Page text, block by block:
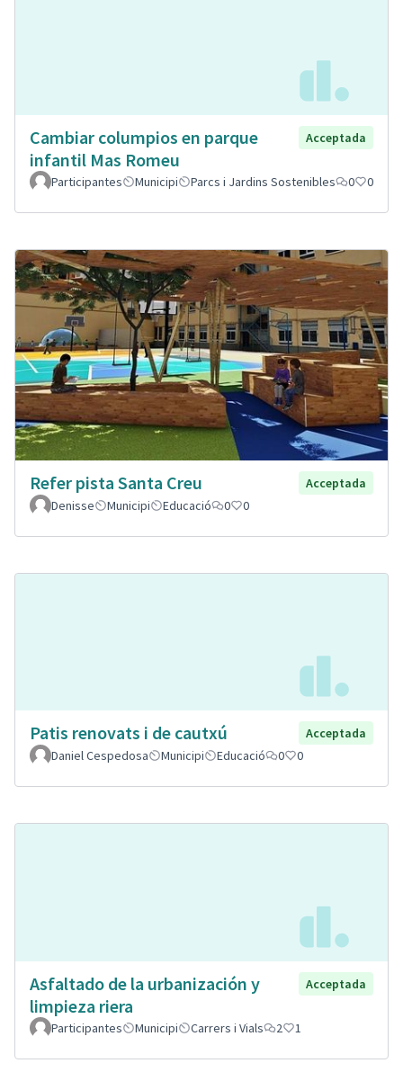
Cambiar columpios en parque
infantil Mas Romeu
Acceptada
Participantes Municipi Parcs i Jardins Sostenibles 0 0
Refer pista Santa Creu
Acceptada
Denisse
Municipi Educació 0 0
Patis renovats i de cautxú
Acceptada
Daniel Cespedosa
Municipi Educació 0 0
Asfaltado de la urbanización y
limpieza riera
Acceptada
Participantes Municipi Carrers i Vials 2 1